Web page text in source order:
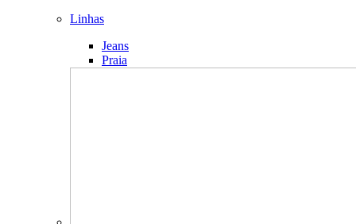
Linhas
Jeans
Praia